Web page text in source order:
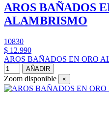
AROS BAÑADOS
ALAMBRISMO
10830
$ 12.990
AROS BAÑADOS EN ORO
AÑADIR
Zoom disponible ×